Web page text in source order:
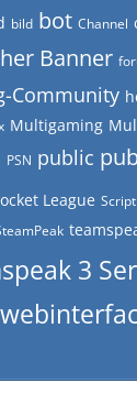
bild bot Channel
Banner
Community
Multigaming
PSN public
League Script
3